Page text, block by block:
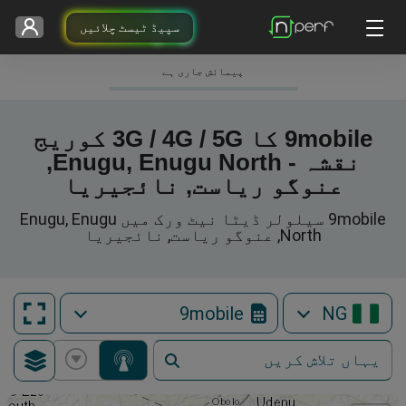
سپیڈ ٹیسٹ چلائیں
پیمائش جاری ہے
9mobile کا 3G / 4G / 5G کوریج
نقشہ - Enugu, Enugu North,
عنوگو ریاست, نائجیریا
9mobile سیلولر ڈیٹا نیٹ ورک میں Enugu, Enugu
North, عنوگو ریاست, نائجیریا
NG
9mobile